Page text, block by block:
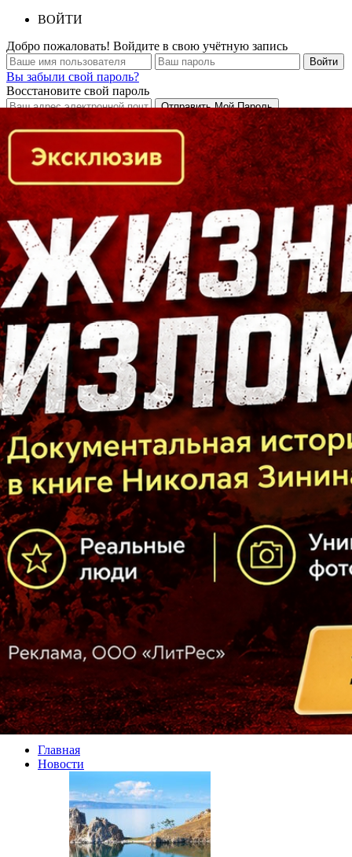
ВОЙТИ
Добро пожаловать! Войдите в свою учётную запись
Вы забыли свой пароль?
Восстановите свой пароль
Кто есть кто в Байкальском регионе
Главная
Новости